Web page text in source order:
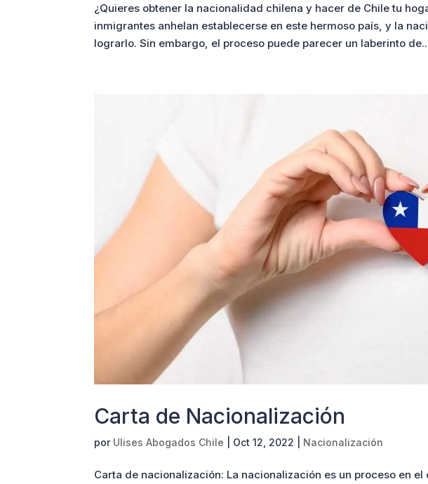
¿Quieres obtener la nacionalidad chilena y hacer de Chile tu
inmigrantes anhelan establecerse en este hermoso país, y la
lograrlo. Sin embargo, el proceso puede parecer un laberinto
Carta de Nacionalización
por Ulises Abogados Chile Oct 12, 2022 Nacionalización
Carta de nacionalización: La nacionalización es un proceso en